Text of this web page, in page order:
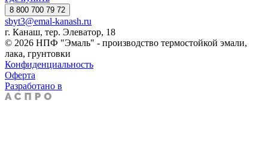
8 800 700 79 72
sbyt3@emal-kanash.ru
г. Канаш, тер. Элеватор, 18
© 2026 НПФ "Эмаль" - производство термостойкой эмали,
лака, грунтовки
Конфиденциальность
Оферта
Разработано в